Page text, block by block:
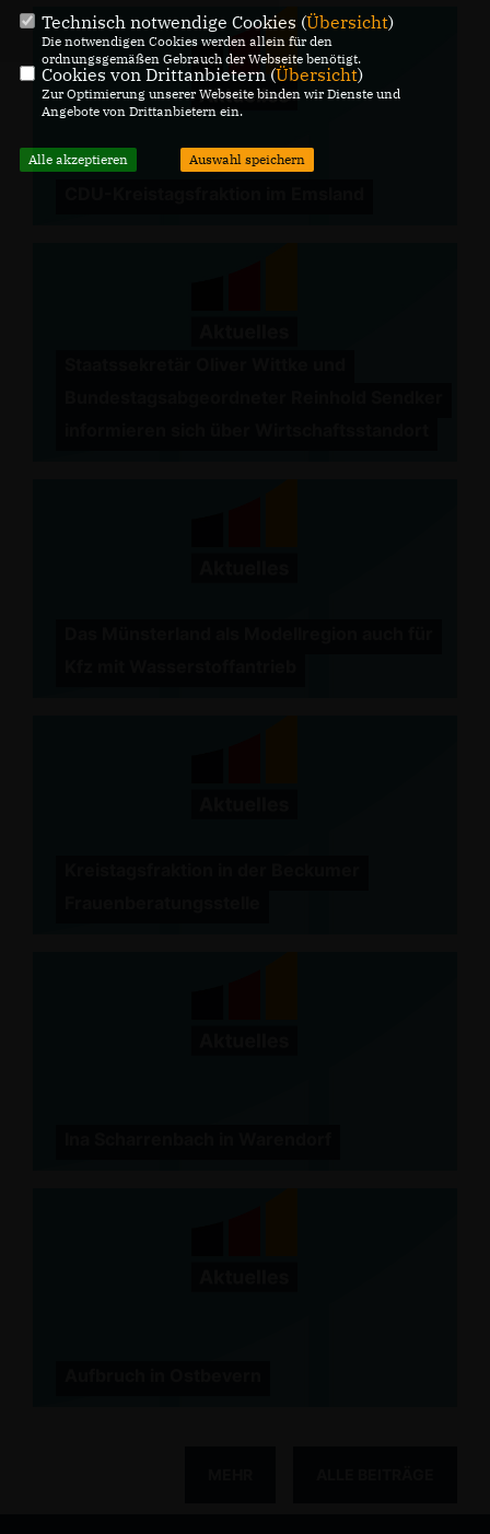
Technisch notwendige Cookies (Übersicht)
Die notwendigen Cookies werden allein für den
ordnungsgemäßen Gebrauch der Webseite benötigt.
Cookies von Drittanbietern (Übersicht)
Zur Optimierung unserer Webseite binden wir Dienste und
Angebote von Drittanbietern ein.
Alle akzeptieren Auswahl speichern